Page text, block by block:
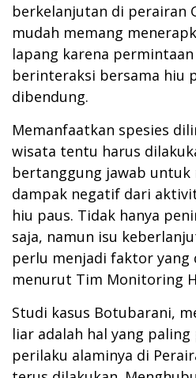
berkelanjutan di perairan
mudah memang
lapang karena
berinteraksi bersama hiu
dibendung.
Memanfaatkan spesies
wisata tentu harus
bertanggung jawab untuk
dampak negatif dari
hiu paus. Tidak hanya
saja, namun isu
perlu menjadi faktor
menurut Tim Monitoring
Studi kasus Botubarani,
liar adalah hal yang
perilaku alaminya di